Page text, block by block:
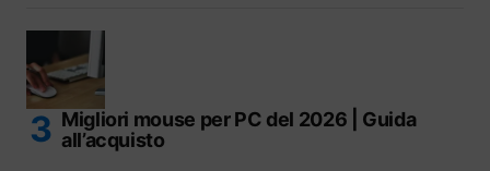
Migliori mouse per PC del 2026 | Guida
all’acquisto